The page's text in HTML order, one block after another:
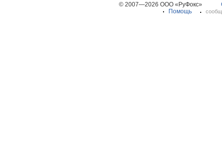
© 2007—2026 ООО «РуФокс»
Помощь